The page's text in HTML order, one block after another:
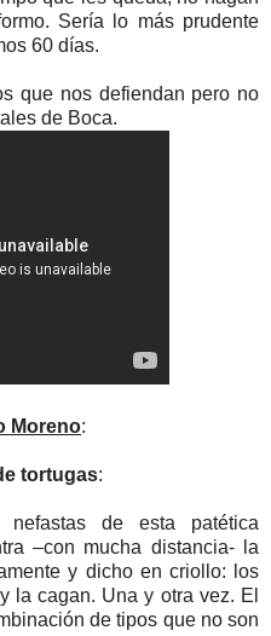
Sería lo más prudente
60 días.
que nos defiendan pero no
de Boca.
Moreno:
tortugas:
nefastas de esta patética
–con mucha distancia- la
y dicho en criollo: los
la cagan. Una y otra vez. El
de tipos que no son